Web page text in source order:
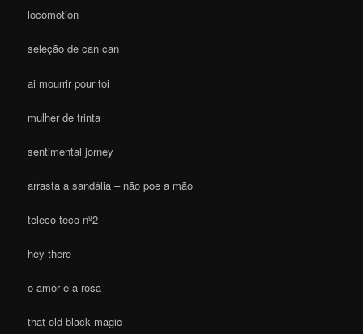
locomotion
seleção de can can
ai mourrir pour toi
mulher de trinta
sentimental jorney
arrasta a sandália – não poe a mão
teleco teco nº2
hey there
o amor e a rosa
that old black magic